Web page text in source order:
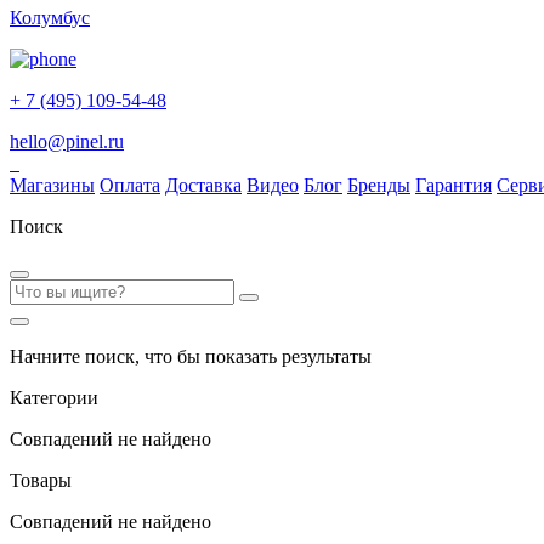
Колумбус
+ 7 (495) 109-54-48
hello@pinel.ru
Магазины Оплата Доставка Видео Блог Бренды Гарантия
Поиск
Начните поиск, что бы показать результаты
Категории
Совпадений не найдено
Товары
Совпадений не найдено